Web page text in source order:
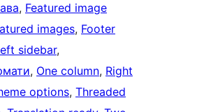
, Featured image
images, Footer
sidebar
, One column, Right
options, Threaded